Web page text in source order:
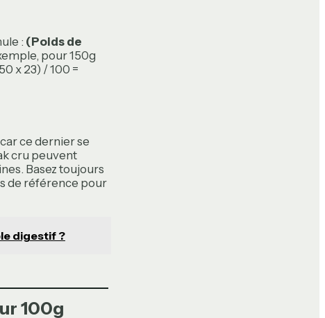
: (Poids de
pour 150g
x 23) / 100 =
ce dernier se
cru peuvent
Basez toujours
de référence pour
digestif ?
100g